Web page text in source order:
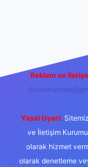
Reklam ve
Yasal Uyarı:
ve İletişim Kurumu
olarak hizmet
olarak denetleme